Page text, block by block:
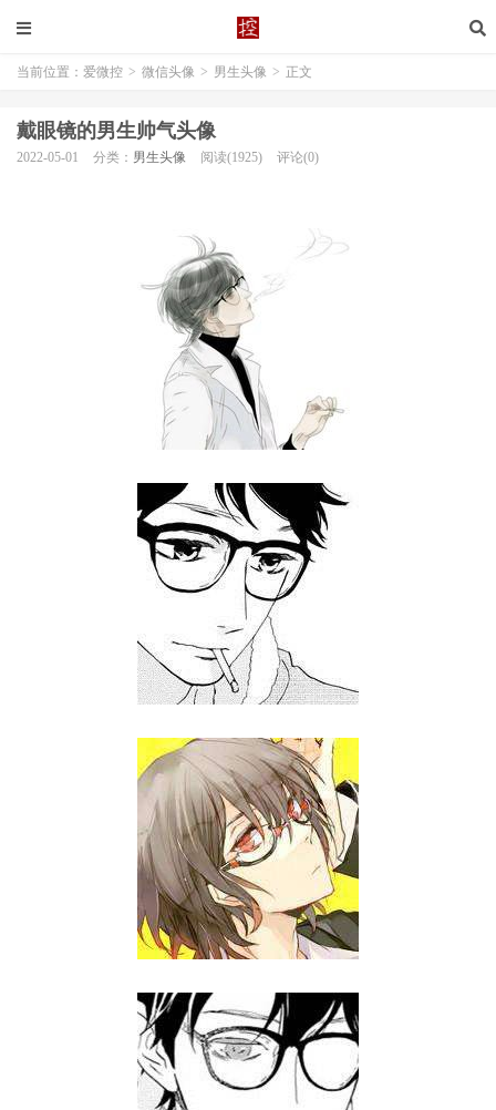
当前位置： 爱微控 > 微信头像 > 男生头像 > 正文
戴眼镜的男生帅气头像
2022-05-01 分类： 男生头像 阅读(1925) 评论(0)